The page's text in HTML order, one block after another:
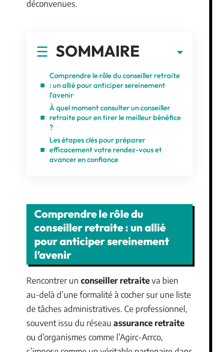
déconvenues.
SOMMAIRE
Comprendre le rôle du conseiller retraite
: un allié pour anticiper sereinement
l’avenir
À quel moment consulter un conseiller
retraite pour en tirer le meilleur bénéfice
?
Les étapes clés pour préparer
efficacement votre rendez-vous et
avancer en confiance
Comprendre le rôle du
conseiller retraite : un allié
pour anticiper sereinement
l’avenir
Rencontrer un conseiller retraiteva bien
au-delà d’une formalité à cocher sur une liste
de tâches administratives. Ce professionnel,
souvent issu du réseau assurance retraite
ou d’organismes comme l’Agirc-Arrco,